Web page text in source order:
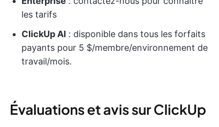
les tarifs
ClickUp AI : disponible dans tous les forfaits
payants pour 5 $/membre/environnement de
travail/mois.
Évaluations et avis sur ClickUp